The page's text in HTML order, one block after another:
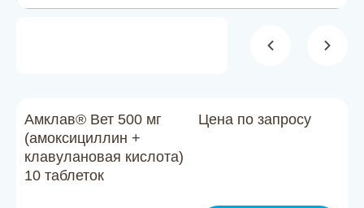
Контакты
О компании
Амклав® Вет 500 мг
(амоксициллин +
клавулановая кислота)
10 таблеток
Цена по запросу